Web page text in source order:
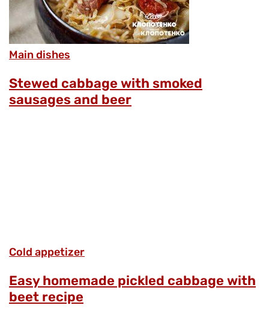
Main dishes
Stewed cabbage with smoked
sausages and beer
Cold appetizer
Easy homemade pickled cabbage with
beet recipe